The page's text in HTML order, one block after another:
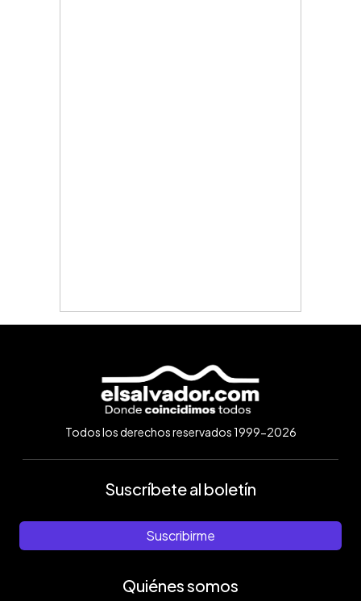
Todos los derechos reservados 1999-2026
Suscríbete al boletín
Suscribirme
Quiénes somos